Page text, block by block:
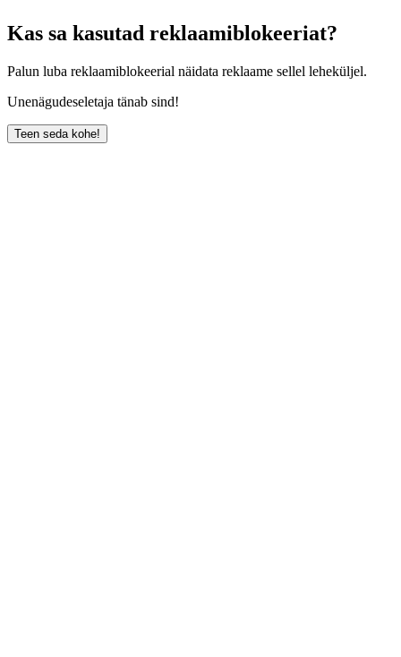
Kas sa kasutad reklaamiblokeeriat?
Palun luba reklaamiblokeerial näidata reklaame sellel leheküljel.
Unenägudeseletaja tänab sind!
Teen seda kohe!